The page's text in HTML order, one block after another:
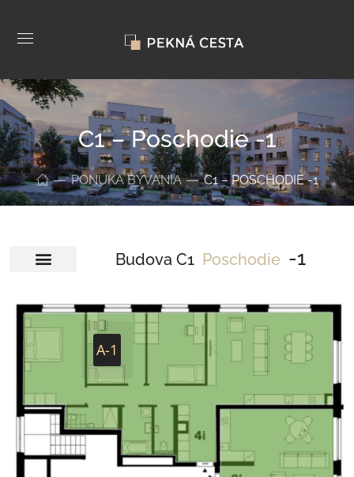
C1 – Poschodie -1
PONUKA BÝVANIA C1 – POSCHODIE -1
Budova C1 Poschodie -1
A-1